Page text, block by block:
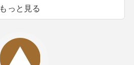
もっと見る